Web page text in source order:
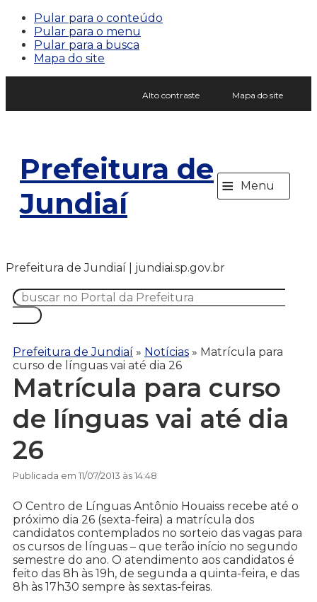
Pular para o conteúdo
Pular para o menu
Pular para a busca
Mapa do site
Alto contraste Mapa do site
Prefeitura de
Jundiaí
≡ Menu
Prefeitura de Jundiaí | jundiai.sp.gov.br
Prefeitura de Jundiaí » Notícias » Matrícula para
curso de línguas vai até dia 26
Matrícula para curso
de línguas vai até dia
26
Publicada em 11/07/2013 às 14:48
O Centro de Línguas Antônio Houaiss recebe até o
próximo dia 26 (sexta-feira) a matrícula dos
candidatos contemplados no sorteio das vagas para
os cursos de línguas – que terão início no segundo
semestre do ano. O atendimento aos candidatos é
feito das 8h às 19h, de segunda a quinta-feira, e das
8h às 17h30 sempre às sextas-feiras.